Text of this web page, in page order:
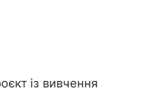
із вивчення